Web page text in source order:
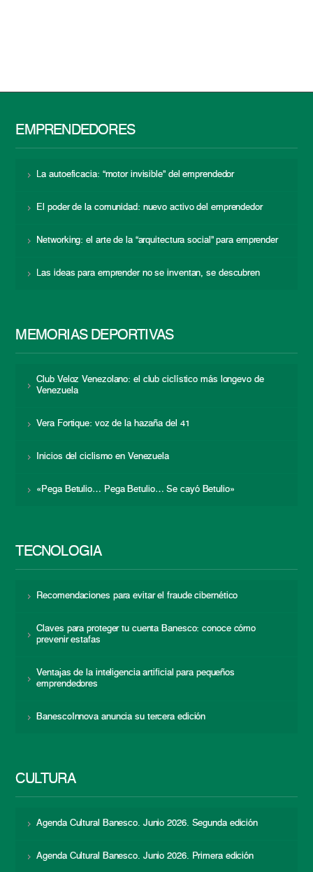
EMPRENDEDORES
La autoeficacia: “motor invisible” del emprendedor
El poder de la comunidad: nuevo activo del emprendedor
Networking: el arte de la “arquitectura social” para emprender
Las ideas para emprender no se inventan, se descubren
MEMORIAS DEPORTIVAS
Club Veloz Venezolano: el club ciclístico más longevo de
Venezuela
Vera Fortique: voz de la hazaña del 41
Inicios del ciclismo en Venezuela
«Pega Betulio… Pega Betulio… Se cayó Betulio»
TECNOLOGÍA
Recomendaciones para evitar el fraude cibernético
Claves para proteger tu cuenta Banesco: conoce cómo
prevenir estafas
Ventajas de la inteligencia artificial para pequeños
emprendedores
BanescoInnova anuncia su tercera edición
CULTURA
Agenda Cultural Banesco. Junio 2026. Segunda edición
Agenda Cultural Banesco. Junio 2026. Primera edición